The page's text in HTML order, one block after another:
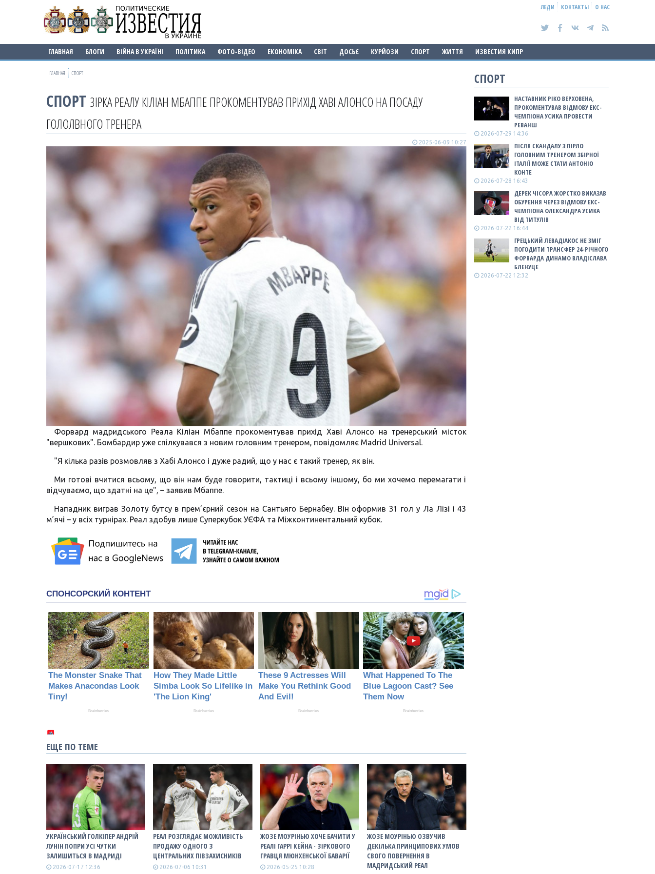
ЛЕДИ КОНТАКТЫ О НАС
ГЛАВНАЯ БЛОГИ ВІЙНА В УКРАЇНІ ПОЛІТИКА ФОТО-ВІДЕО ЕКОНОМІКА СВІТ ДОСЬЄ КУРЙОЗИ СПОРТ ЖИТТЯ ИЗВЕСТИЯ КИПР
ГЛАВНАЯ СПОРТ
СПОРТ ЗІРКА РЕАЛУ КІЛІАН МБАППЕ ПРОКОМЕНТУВАВ ПРИХІД ХАВІ АЛОНСО НА ПОСАДУ
ГОЛОЛВНОГО ТРЕНЕРА
2025-06-09 10:27
Форвард мадридського Реала Кіліан Мбаппе прокоментував прихід Хаві Алонсо на тренерський місток
"вершкових". Бомбардир уже спілкувався з новим головним тренером, повідомляє Madrid Universal.
"Я кілька разів розмовляв з Хабі Алонсо і дуже радий, що у нас є такий тренер, як він.
Ми готові вчитися всьому, що він нам буде говорити, тактиці і всьому іншому, бо ми хочемо перемагати і
відчуваємо, що здатні на це", – заявив Мбаппе.
Нападник виграв Золоту бутсу в прем’єрний сезон на Сантьяго Бернабеу. Він оформив 31 гол у Ла Лізі і 43
м’ячі – у всіх турнірах. Реал здобув лише Суперкубок УЄФА та Міжконтинентальний кубок.
ЕЩЕ ПО ТЕМЕ
УКРАЇНСЬКИЙ ГОЛКІПЕР АНДРІЙ
ЛУНІН ПОПРИ УСІ ЧУТКИ
ЗАЛИШИТЬСЯ В МАДРИДІ
2026-07-17 12:36
РЕАЛ РОЗГЛЯДАЄ МОЖЛИВІСТЬ
ПРОДАЖУ ОДНОГО З
ЦЕНТРАЛЬНИХ ПІВЗАХИСНИКІВ
2026-07-06 10:31
ЖОЗЕ МОУРІНЬЮ ХОЧЕ БАЧИТИ У
РЕАЛІ ГАРРІ КЕЙНА - ЗІРКОВОГО
ГРАВЦЯ МЮНХЕНСЬКОЇ БАВАРІЇ
2026-05-25 10:28
ЖОЗЕ МОУРІНЬЮ ОЗВУЧИВ
ДЕКІЛЬКА ПРИНЦИПОВИХ УМОВ
СВОГО ПОВЕРНЕННЯ В
МАДРИДСЬКИЙ РЕАЛ
СПОРТ
НАСТАВНИК РІКО ВЕРХОВЕНА,
ПРОКОМЕНТУВАВ ВІДМОВУ ЕКС-
ЧЕМПІОНА УСИКА ПРОВЕСТИ
РЕВАНШ
2026-07-29 14:36
ПІСЛЯ СКАНДАЛУ З ПІРЛО
ГОЛОВНИМ ТРЕНЕРОМ ЗБІРНОЇ
ІТАЛІЇ МОЖЕ СТАТИ АНТОНІО
КОНТЕ
2026-07-28 16:43
ДЕРЕК ЧІСОРА ЖОРСТКО ВИКАЗАВ
ОБУРЕННЯ ЧЕРЕЗ ВІДМОВУ ЕКС-
ЧЕМПІОНА ОЛЕКСАНДРА УСИКА
ВІД ТИТУЛІВ
2026-07-22 16:44
ГРЕЦЬКИЙ ЛЕВАДІАКОС НЕ ЗМІГ
ПОГОДИТИ ТРАНСФЕР 24-РІЧНОГО
ФОРВАРДА ДИНАМО ВЛАДІСЛАВА
БЛЕНУЦЕ
2026-07-22 12:32